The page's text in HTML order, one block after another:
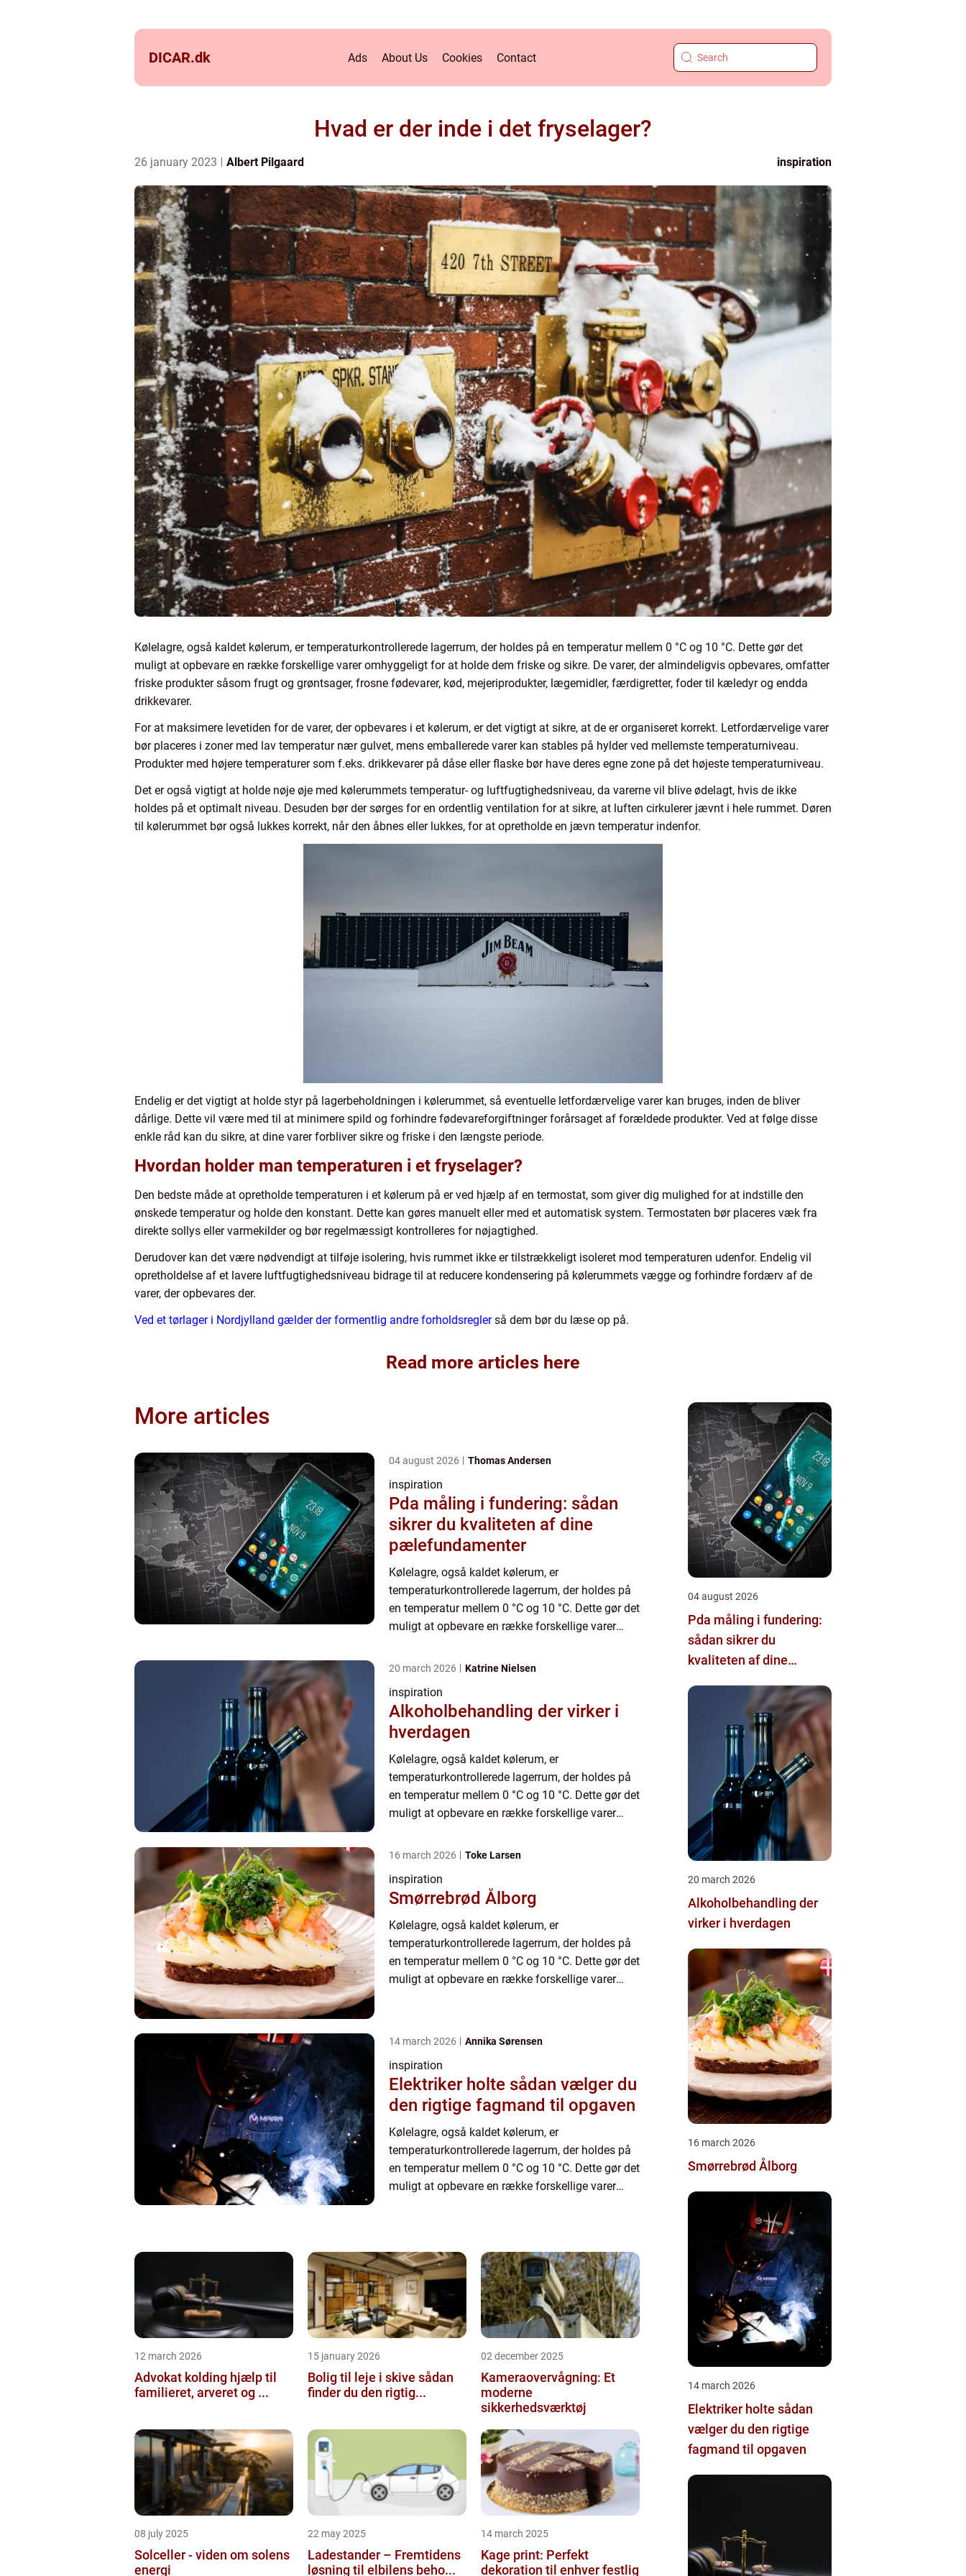
DICAR.dk Ads About Us Cookies Contact
Hvad er der inde i det fryselager?
26 january 2023 Albert Pilgaard inspiration
Kølelagre, også kaldet kølerum, er temperaturkontrollerede lagerrum, der holdes på en temperatur mellem 0 °C og 10 °C. Dette gør det
muligt at opbevare en række forskellige varer omhyggeligt for at holde dem friske og sikre. De varer, der almindeligvis opbevares, omfatter
friske produkter såsom frugt og grøntsager, frosne fødevarer, kød, mejeriprodukter, lægemidler, færdigretter, foder til kæledyr og endda
drikkevarer.
For at maksimere levetiden for de varer, der opbevares i et kølerum, er det vigtigt at sikre, at de er organiseret korrekt. Letfordærvelige varer
bør placeres i zoner med lav temperatur nær gulvet, mens emballerede varer kan stables på hylder ved mellemste temperaturniveau.
Produkter med højere temperaturer som f.eks. drikkevarer på dåse eller flaske bør have deres egne zone på det højeste temperaturniveau.
Det er også vigtigt at holde nøje øje med kølerummets temperatur- og luftfugtighedsniveau, da varerne vil blive ødelagt, hvis de ikke
holdes på et optimalt niveau. Desuden bør der sørges for en ordentlig ventilation for at sikre, at luften cirkulerer jævnt i hele rummet. Døren
til kølerummet bør også lukkes korrekt, når den åbnes eller lukkes, for at opretholde en jævn temperatur indenfor.
Endelig er det vigtigt at holde styr på lagerbeholdningen i kølerummet, så eventuelle letfordærvelige varer kan bruges, inden de bliver
dårlige. Dette vil være med til at minimere spild og forhindre fødevareforgiftninger forårsaget af forældede produkter. Ved at følge disse
enkle råd kan du sikre, at dine varer forbliver sikre og friske i den længste periode.
Hvordan holder man temperaturen i et fryselager?
Den bedste måde at opretholde temperaturen i et kølerum på er ved hjælp af en termostat, som giver dig mulighed for at indstille den
ønskede temperatur og holde den konstant. Dette kan gøres manuelt eller med et automatisk system. Termostaten bør placeres væk fra
direkte sollys eller varmekilder og bør regelmæssigt kontrolleres for nøjagtighed.
Derudover kan det være nødvendigt at tilføje isolering, hvis rummet ikke er tilstrækkeligt isoleret mod temperaturen udenfor. Endelig vil
opretholdelse af et lavere luftfugtighedsniveau bidrage til at reducere kondensering på kølerummets vægge og forhindre fordærv af de
varer, der opbevares der.
Ved et tørlager i Nordjylland gælder der formentlig andre forholdsreglerså dem bør du læse op på.
Read more articles here
More articles
04 august 2026 Thomas Andersen
inspiration
Pda måling i fundering: sådan
sikrer du kvaliteten af dine
pælefundamenter
Kølelagre, også kaldet kølerum, er
temperaturkontrollerede lagerrum, der holdes på
en temperatur mellem 0 °C og 10 °C. Dette gør det
muligt at opbevare en række forskellige varer
varer, der almindeligv...
20 march 2026 Katrine Nielsen
inspiration
Alkoholbehandling der virker i
hverdagen
Kølelagre, også kaldet kølerum, er
temperaturkontrollerede lagerrum, der holdes på
en temperatur mellem 0 °C og 10 °C. Dette gør det
muligt at opbevare en række forskellige varer
varer, der almindeligv...
16 march 2026 Toke Larsen
inspiration
Smørrebrød Ålborg
Kølelagre, også kaldet kølerum, er
temperaturkontrollerede lagerrum, der holdes på
en temperatur mellem 0 °C og 10 °C. Dette gør det
muligt at opbevare en række forskellige varer
14 march 2026 Annika Sørensen
inspiration
Elektriker holte sådan vælger du
den rigtige fagmand til opgaven
Kølelagre, også kaldet kølerum, er
temperaturkontrollerede lagerrum, der holdes på
en temperatur mellem 0 °C og 10 °C. Dette gør det
muligt at opbevare en række forskellige varer
12 march 2026
Advokat kolding hjælp til
familieret, arveret og ...
15 january 2026
Bolig til leje i skive sådan
finder du den rigtig...
02 december 2025
Kameraovervågning: Et
moderne
sikkerhedsværktøj
08 july 2025
Solceller - viden om solens
energi
22 may 2025
Ladestander – Fremtidens
løsning til elbilens beho...
14 march 2025
Kage print: Perfekt
dekoration til enhver festlig
04 august 2026
Pda måling i fundering:
sådan sikrer du
kvaliteten af dine
20 march 2026
Alkoholbehandling der
virker i hverdagen
16 march 2026
Smørrebrød Ålborg
14 march 2026
Elektriker holte sådan
vælger du den rigtige
fagmand til opgaven